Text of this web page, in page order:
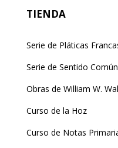
TIENDA
Serie de Pláticas
Serie de Sentido Común
Obras de William W.
Curso de la Hoz
Curso de Notas